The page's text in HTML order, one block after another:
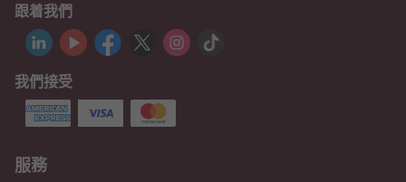
跟着我們
我們接受
服務